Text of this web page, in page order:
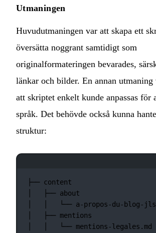
Utmaningen
Huvudutmaningen var att skapa ett
översätta noggrant samtidigt som
originalformateringen bevarades,
länkar och bilder. En annan
att skriptet enkelt kunde anpassas för
språk. Det behövde också kunna
struktur:
├── content
├── about
└── a-propos-du-blog-
├── mentions
└── mentions-legales.md